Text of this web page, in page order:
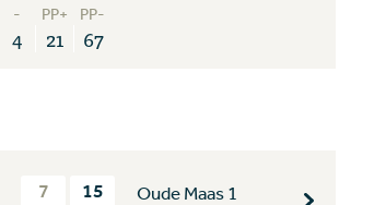
- PP+ PP-
4 21 67
7 Oude Maas 1
15